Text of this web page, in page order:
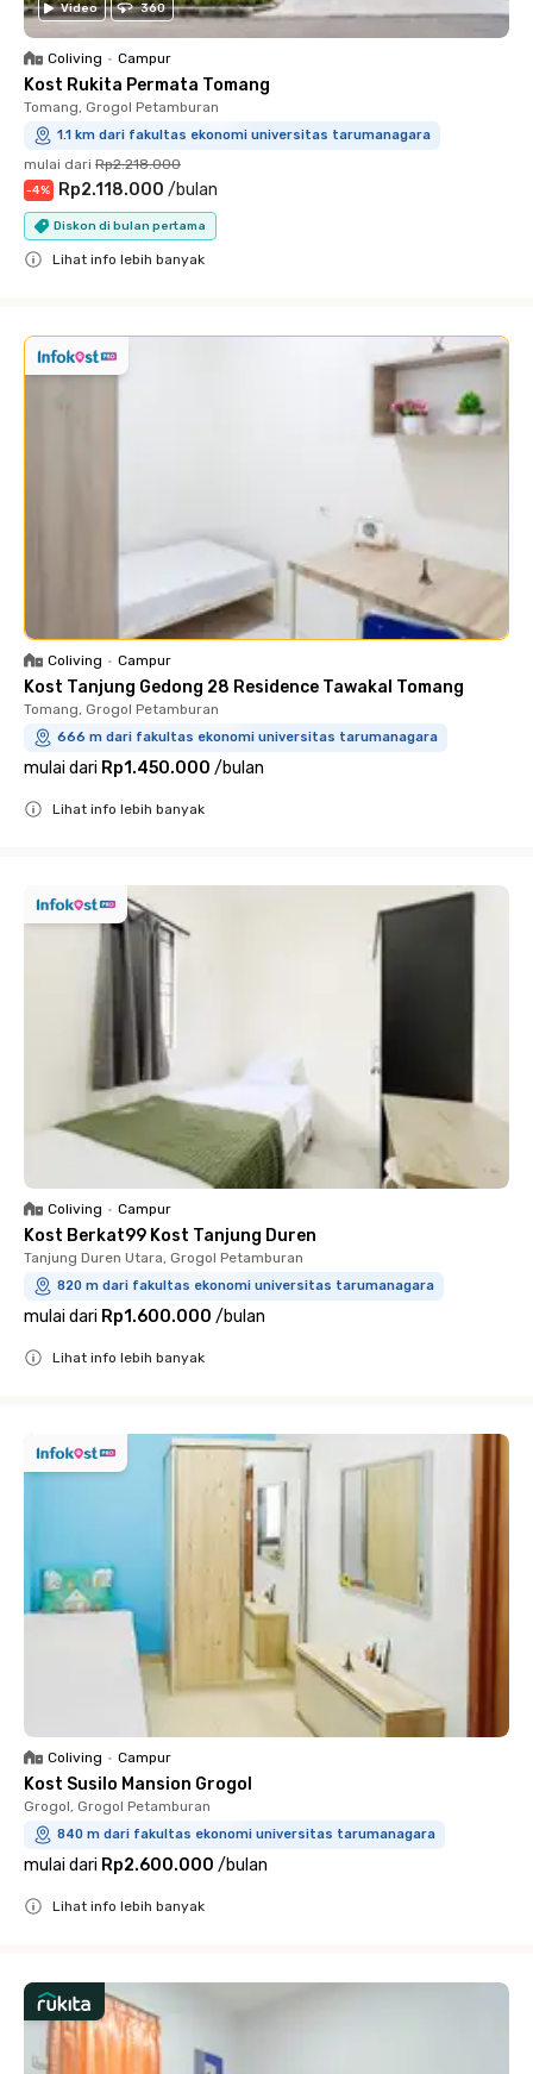
Video 360
Coliving • Campur
Kost Rukita Permata Tomang
Tomang, Grogol Petamburan
1.1 km dari fakultas ekonomi universitas tarumanagara
mulai dari Rp2.218.000
-4% Rp2.118.000 /bulan
Diskon di bulan pertama
Lihat info lebih banyak
Coliving • Campur
Kost Tanjung Gedong 28 Residence Tawakal Tomang
Tomang, Grogol Petamburan
666 m dari fakultas ekonomi universitas tarumanagara
mulai dari Rp1.450.000 /bulan
Lihat info lebih banyak
Coliving • Campur
Kost Berkat99 Kost Tanjung Duren
Tanjung Duren Utara, Grogol Petamburan
820 m dari fakultas ekonomi universitas tarumanagara
mulai dari Rp1.600.000 /bulan
Lihat info lebih banyak
Coliving • Campur
Kost Susilo Mansion Grogol
Grogol, Grogol Petamburan
840 m dari fakultas ekonomi universitas tarumanagara
mulai dari Rp2.600.000 /bulan
Lihat info lebih banyak